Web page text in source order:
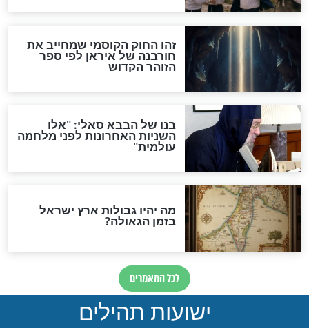
"לפני הגאולה תהיה אפיקורסות
והכחשה גדולה מאוד של
האמונה"
האם לאחר בוא המשיח יהיה
אפשר לחזור בתשובה?
לכל המאמרים